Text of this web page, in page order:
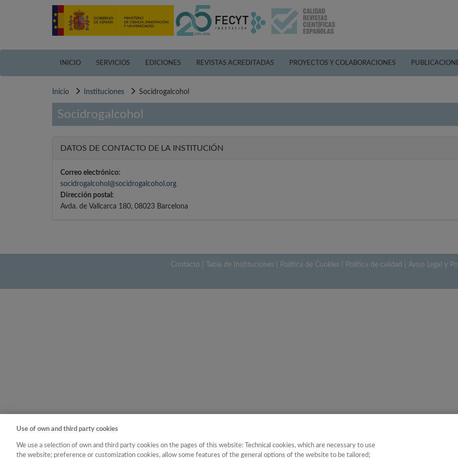
INICIO SERVICIOS EDICIONES REVISTAS ACREDITADAS PROYECTOS Y COLABORACIONES
Inicio Instituciones Socidrogalcohol
Socidrogalcohol
DATOS DE CONTACTO DE LA INSTITUCIÓN
Correo electrónico:
socidrogalcohol@socidrogalcohol.org
Dirección postal:
Avda. de Vallcarca 180, 08023 Barcelona
Contacto Tabla de Instituciones Política de Cookies Política de calidad Aviso Legal y
Use of own and third party cookies
We use a selection of own and third party cookies on the pages of this website: Technical cookies, which are necessary to use
the website; preference or customization cookies, allow some features of the general options of the website to be tailored;